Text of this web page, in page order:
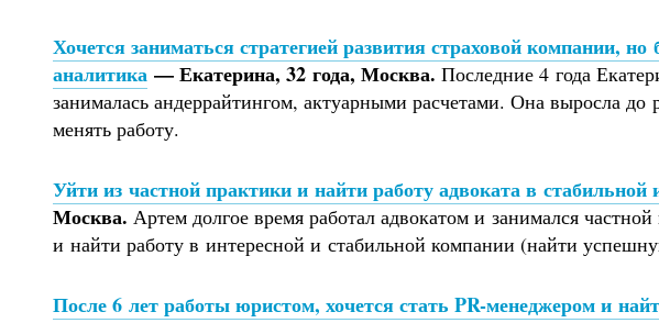
Хочется заниматься стратегией развития страховой компании,
аналитика — Екатерина, 32 года, Москва. Последние 4 года
занималась андеррайтингом, актуарными расчетами. Она выросла до
менять работу.
Уйти из частной практики и найти работу адвоката в
Москва. Артем долгое время работал адвокатом и занимался
и найти работу в интересной и стабильной компании (найти
После 6 лет работы юристом, хочется стать PR-менеджером и